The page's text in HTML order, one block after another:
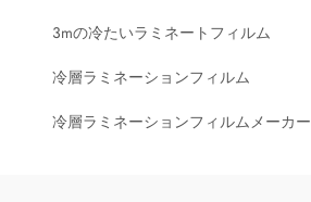
3mの冷たいラミネートフィルム
冷層ラミネーションフィルム
冷層ラミネーションフィルムメーカー